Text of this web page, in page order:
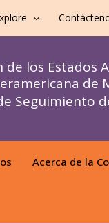
de los Estados
de
Seguimiento
Acerca de la